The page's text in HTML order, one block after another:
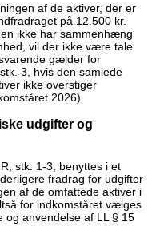
af de aktiver, der er
på 12.500 kr.
ikke har sammenhæng
vil der ikke være tale
gælder for
3, hvis den samlede
ikke overstiger
2026).
udgifter og
stk. 1-3, benyttes i et
fradrag for udgifter
af de omfattede aktiver i
for indkomståret vælges
anvendelse af LL § 15